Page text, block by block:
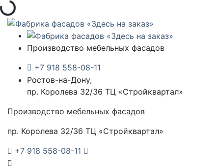
Загрузка...
Производство мебельных фасадов
+7 918 558-08-11
Ростов-на-Дону,
пр. Королева 32/36 ТЦ «Стройквартал»
Производство мебельных фасадов
пр. Королева 32/36 ТЦ «Стройквартал»
+7 918 558-08-11